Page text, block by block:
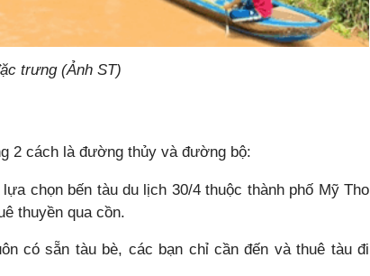
trưng (Ảnh ST)
2 cách là đường thủy và đường bộ:
chọn bến tàu du lịch 30/4 thuộc thành phố Mỹ Tho
thuyền qua cồn.
có sẵn tàu bè, các bạn chỉ cần đến và thuê tàu đi